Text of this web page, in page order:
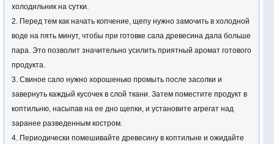
холодильник на сутки.
2. Перед тем как начать копчение, щепу нужно замочить в холодной
воде на пять минут, чтобы при готовке сала древесина дала больше
пара. Это позволит значительно усилить приятный аромат готового
продукта.
3. Свиное сало нужно хорошенько промыть после засолки и
завернуть каждый кусочек в слой ткани. Затем поместите продукт в
коптильню, насыпав на ее дно щепки, и установите агрегат над
заранее разведенным костром.
4. Периодически помешивайте древесину в коптильне и ожидайте